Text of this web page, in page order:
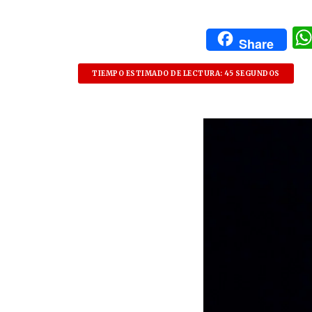
Share
TIEMPO ESTIMADO DE LECTURA: 45 SEGUNDOS